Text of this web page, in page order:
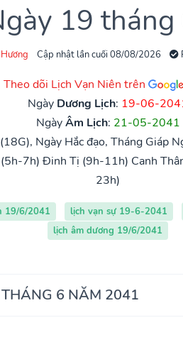
19
Cập nhật lần cuối 08/08/2026
Theo dõi Lịch Vạn Niên trên
Ngày Dương Lịch: 19-06-
NgàyÂm Lịch: 21-05-2041
Ngày Hắc đạo, Tháng Giáp
7h) Đinh Tị (9h-11h) Canh
23h)
19/6/2041 lịch vạn sự 19-6-2041
lịch âm dương 19/6/2041
6 NĂM 2041